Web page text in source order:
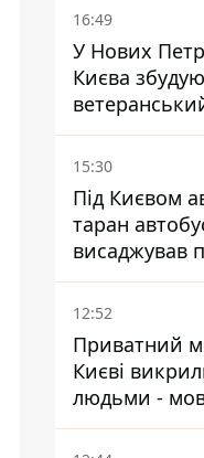
16:49
У Нових
Києва
знайшли
15:30
Під Києвом
таран
висаджував
зупинці -
лікарні
12:52
Приватний
Києві
людьми -
сурогатне